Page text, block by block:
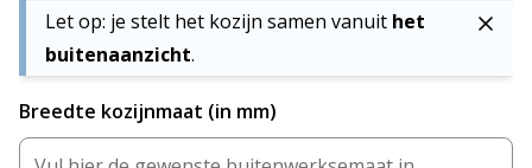
Let op: je stelt het kozijn samen vanuit het
buitenaanzicht.
Breedte kozijnmaat (in mm)